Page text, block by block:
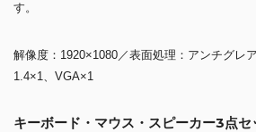
す。
解像度：1920×1080／表面処理：アンチグレ
1.4×1、VGA×1
キーボード・マウス・スピーカー3点セ